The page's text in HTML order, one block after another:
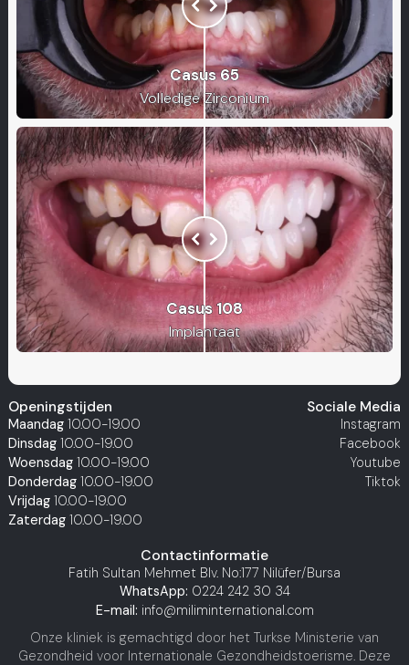
Casus 65
Volledige Zirconium
Casus 108
Implantaat
Volledige Zirconium